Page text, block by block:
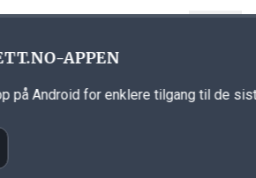
APPEN
på Android for enklere tilgang til de